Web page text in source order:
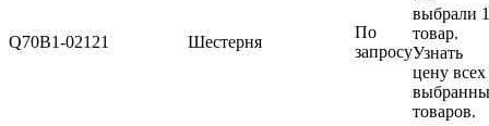
Q70B1-02121 Шестерня
По
запросу
выбрали 1
товар.
Узнать
цену всех
товаров.